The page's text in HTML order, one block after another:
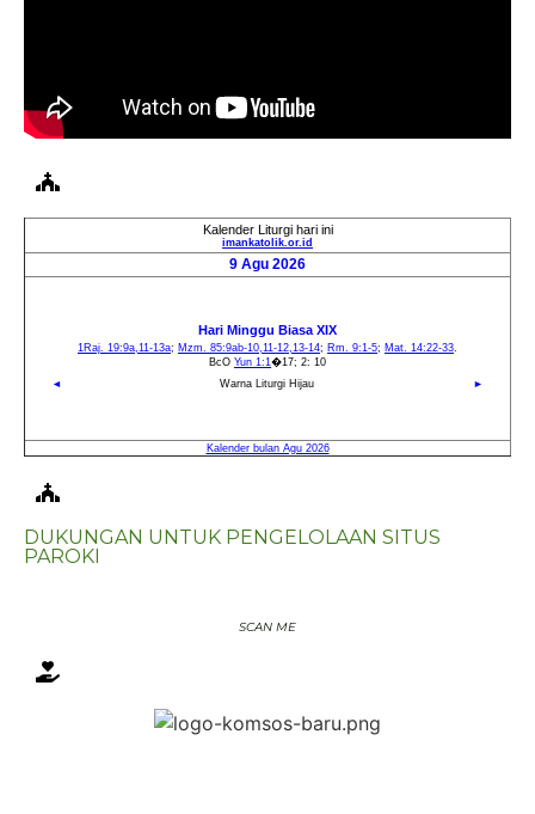
DUKUNGAN UNTUK PENGELOLAAN SITUS
PAROKI
SCAN ME